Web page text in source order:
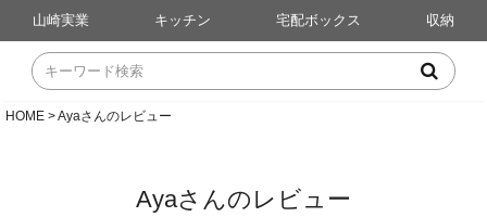
山崎実業 キッチン 宅配ボックス 収納
HOME Ayaさんのレビュー
Ayaさんのレビュー